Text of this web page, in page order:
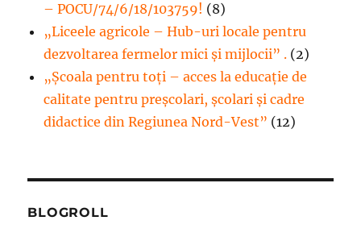
– POCU/74/6/18/103759! (8)
„Liceele agricole – Hub-uri locale pentru
dezvoltarea fermelor mici şi mijlocii” . (2)
„Școala pentru toți – acces la educație de
calitate pentru preșcolari, școlari și cadre
didactice din Regiunea Nord-Vest” (12)
BLOGROLL